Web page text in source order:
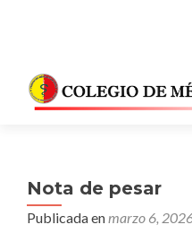
Nota de pesar
Publicada enmarzo 6,